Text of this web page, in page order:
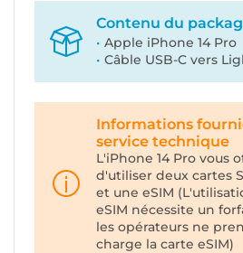
Contenu du
Apple iPhone 14 Pro
Câble USB-C vers
Informations
service technique
L'iPhone 14 Pro vous
d'utiliser deux cartes
et une eSIM
eSIM nécessite un
les opérateurs ne
charge la carte eSIM)